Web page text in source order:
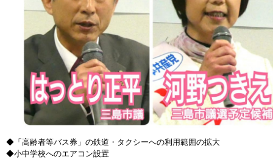
◆「高齢者等バス券」の鉄道・タクシーへの利用範囲の拡大
◆小中学校へのエアコン設置